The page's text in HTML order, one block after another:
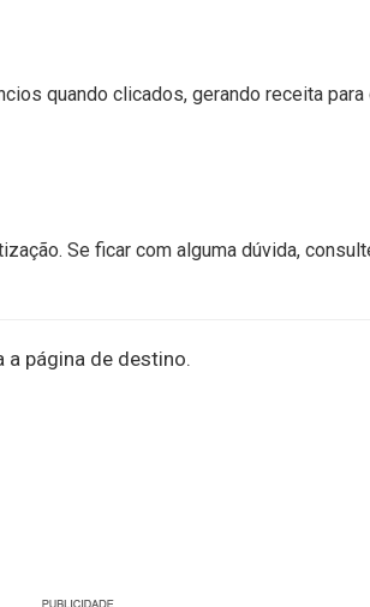
quando clicados, gerando receita para
Se ficar com alguma dúvida,
a página de destino.